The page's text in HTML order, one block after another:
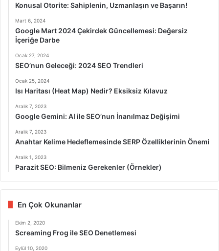
Konusal Otorite: Sahiplenin, Uzmanlaşın ve Başarın!
Mart 6, 2024
Google Mart 2024 Çekirdek Güncellemesi: Değersiz
İçeriğe Darbe
Ocak 27, 2024
SEO’nun Geleceği: 2024 SEO Trendleri
Ocak 25, 2024
Isı Haritası (Heat Map) Nedir? Eksiksiz Kılavuz
Aralık 7, 2023
Google Gemini: AI ile SEO’nun İnanılmaz Değişimi
Aralık 7, 2023
Anahtar Kelime Hedeflemesinde SERP Özelliklerinin Önemi
Aralık 1, 2023
Parazit SEO: Bilmeniz Gerekenler (Örnekler)
En Çok Okunanlar
Ekim 2, 2020
Screaming Frog ile SEO Denetlemesi
Eylül 10, 2020